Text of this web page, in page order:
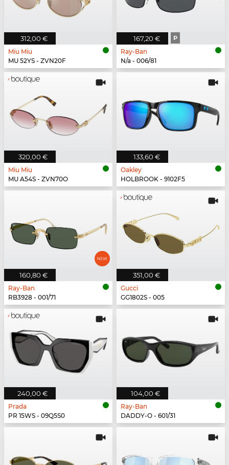
312,00 €
Miu Miu
MU 52YS - ZVN20F
167,20 € P
Ray-Ban
N/a - 006/81
320,00 €
Miu Miu
MU A54S - ZVN70O
133,60 €
Oakley
HOLBROOK - 9102F5
160,80 €
Ray-Ban
RB3928 - 001/71
351,00 €
Gucci
GG1802S - 005
240,00 €
Prada
PR 15WS - 09Q5S0
104,00 €
Ray-Ban
DADDY-O - 601/31